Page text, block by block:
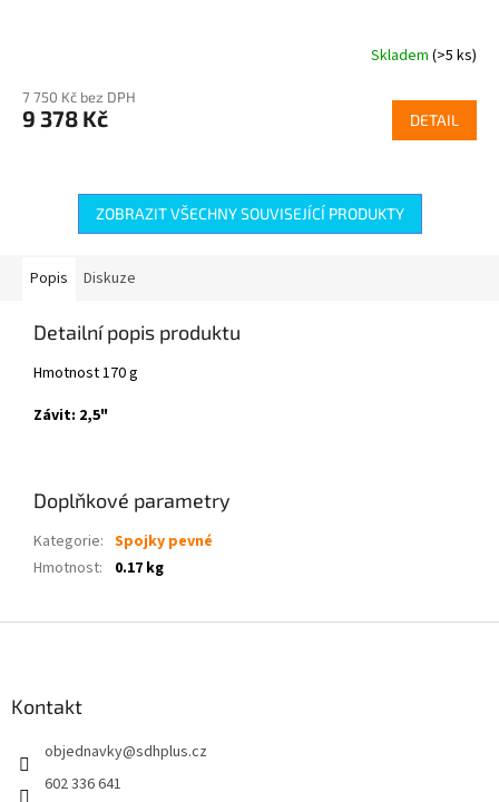
Skladem (>5 ks)
7 750 Kč bez DPH
9 378 Kč DETAIL
ZOBRAZIT VŠECHNY SOUVISEJÍCÍ PRODUKTY
Popis Diskuze
Detailní popis produktu
Hmotnost 170 g
Závit: 2,5"
Doplňkové parametry
Kategorie: Spojky pevné
Hmotnost: 0.17 kg
Kontakt
objednavky@sdhplus.cz
602 336 641